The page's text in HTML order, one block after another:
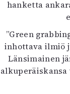
hanketta
”Green
inhottava ilmiö
Länsimainen